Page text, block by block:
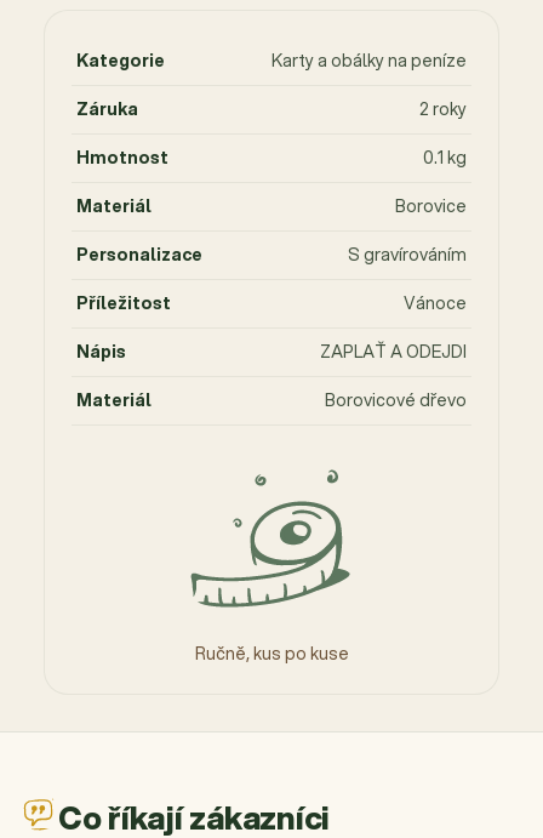
Ručně, kus po kuse
Kategorie
Karty a obálky na peníze
Záruka
2 roky
Hmotnost
0.1 kg
Materiál
Borovice
Personalizace
S gravírováním
Příležitost
Vánoce
Nápis
ZAPLAŤ A ODEJDI
Materiál
Borovicové dřevo
Co říkají zákazníci